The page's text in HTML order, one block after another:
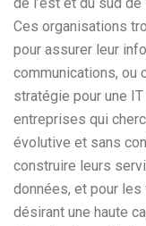
Ces organisations
pour assurer leur
communications, ou
stratégie pour une
entreprises qui
évolutive et sans
construire leurs
données, et pour
désirant une haute